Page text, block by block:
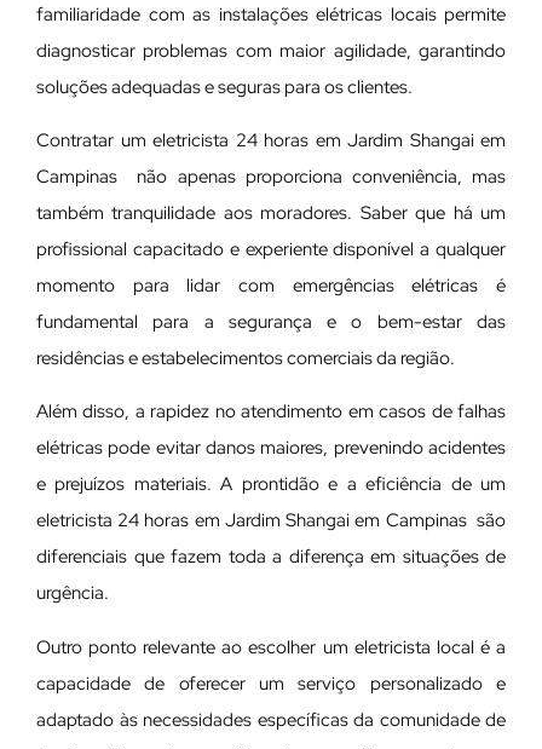
familiaridade com as instalações elétricas locais permite
diagnosticar problemas com maior agilidade, garantindo
soluções adequadas e seguras para os clientes.
Contratar um eletricista 24 horas em Jardim Shangai em
Campinas não apenas proporciona conveniência, mas
também tranquilidade aos moradores. Saber que há um
profissional capacitado e experiente disponível a qualquer
momento para lidar com emergências elétricas é
fundamental para a segurança e o bem-estar das
residências e estabelecimentos comerciais da região.
Além disso, a rapidez no atendimento em casos de falhas
elétricas pode evitar danos maiores, prevenindo acidentes
e prejuízos materiais. A prontidão e a eficiência de um
eletricista 24 horas em Jardim Shangai em Campinas são
diferenciais que fazem toda a diferença em situações de
urgência.
Outro ponto relevante ao escolher um eletricista local é a
capacidade de oferecer um serviço personalizado e
adaptado às necessidades específicas da comunidade de